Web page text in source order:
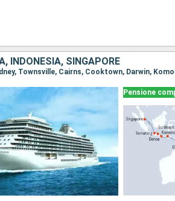
INDONESIA, SINGAPORE
Townsville, Cairns, Cooktown, Darwin,
Pensione